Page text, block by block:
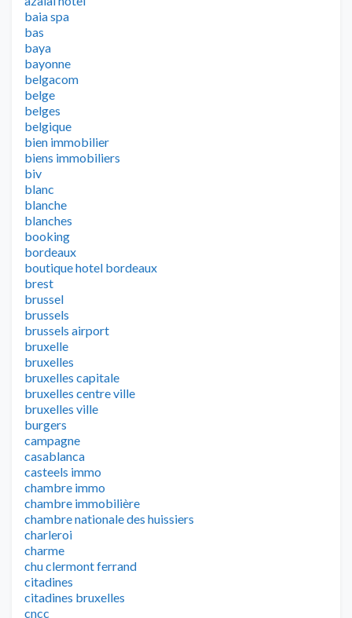
baia spa
bas
baya
bayonne
belgacom
belge
belges
belgique
bien immobilier
biens immobiliers
biv
blanc
blanche
blanches
booking
bordeaux
boutique hotel bordeaux
brest
brussel
brussels
brussels airport
bruxelle
bruxelles
bruxelles capitale
bruxelles centre ville
bruxelles ville
burgers
campagne
casablanca
casteels immo
chambre immo
chambre immobilière
chambre nationale des huissiers
charleroi
charme
chu clermont ferrand
citadines
citadines bruxelles
cncc